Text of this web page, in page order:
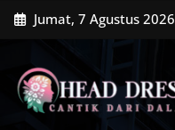
Skip Jumat, 7 Agustus 2026